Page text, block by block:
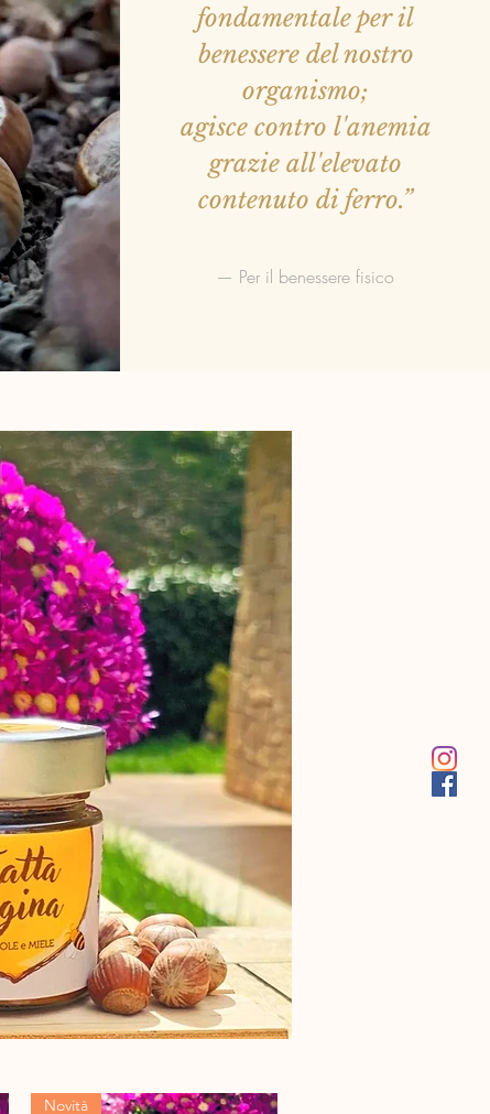
fondamentale per il
benessere del nostro
organismo;
agisce contro l'anemia
grazie all'elevato
contenuto di ferro.”
— Per il benessere fisico
Novità